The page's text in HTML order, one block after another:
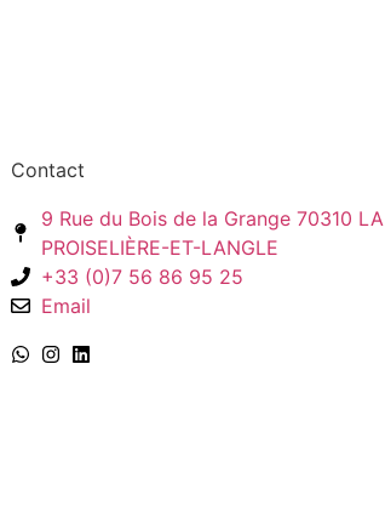
Contact
9 Rue du Bois de la Grange 70310 LA
PROISELIÈRE-ET-LANGLE
+33 (0)7 56 86 95 25
Email